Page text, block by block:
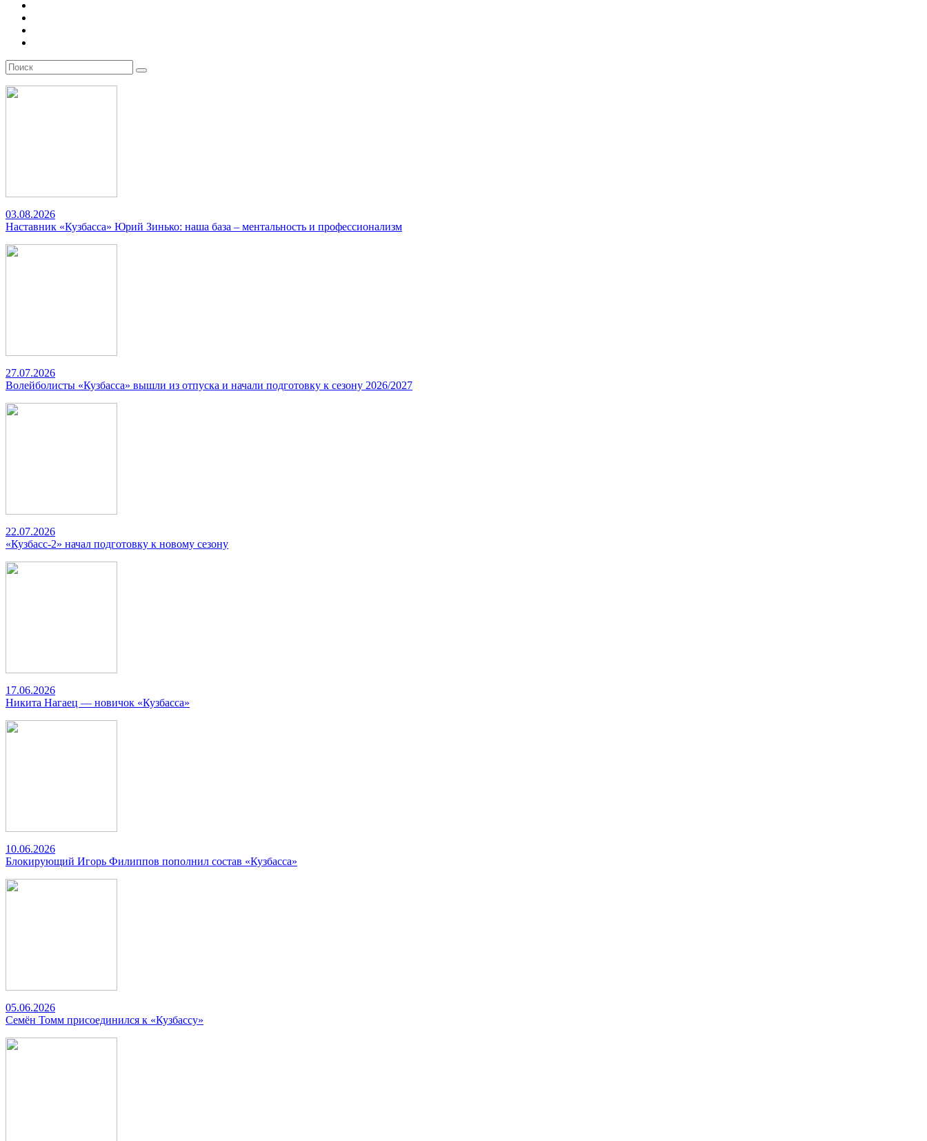
03.08.2026
Наставник «Кузбасса» Юрий Зинько: наша база – ментальность и профессионализм
27.07.2026
Волейболисты «Кузбасса» вышли из отпуска и начали подготовку к сезону 2026/2027
22.07.2026
«Кузбасс-2» начал подготовку к новому сезону
17.06.2026
Никита Нагаец — новичок «Кузбасса»
10.06.2026
Блокирующий Игорь Филиппов пополнил состав «Кузбасса»
05.06.2026
Семён Томм присоединился к «Кузбассу»